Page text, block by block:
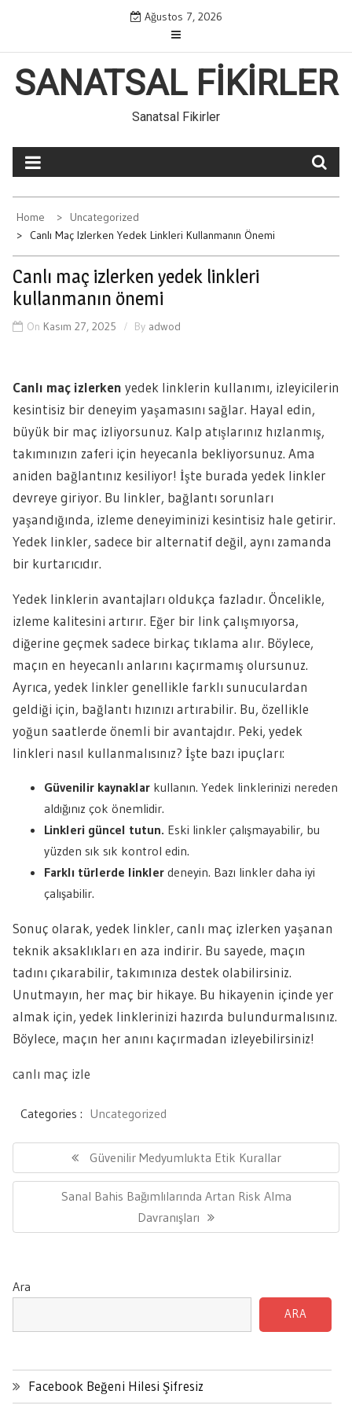
content
Ağustos 7, 2026
SANATSAL FIKIRLER
Sanatsal Fikirler
Home
Uncategorized
Canlı Maç Izlerken Yedek Linkleri Kullanmanın Önemi
Canlı maç izlerken yedek linkleri
kullanmanın önemi
On Kasım 27, 2025 By adwod
Canlı maç izlerken yedek linklerin kullanımı, izleyicilerin
kesintisiz bir deneyim yaşamasını sağlar. Hayal edin,
büyük bir maç izliyorsunuz. Kalp atışlarınız hızlanmış,
takımınızın zaferi için heyecanla bekliyorsunuz. Ama
aniden bağlantınız kesiliyor! İşte burada yedek linkler
devreye giriyor. Bu linkler, bağlantı sorunları
yaşandığında, izleme deneyiminizi kesintisiz hale getirir.
Yedek linkler, sadece bir alternatif değil, aynı zamanda
bir kurtarıcıdır.
Yedek linklerin avantajları oldukça fazladır. Öncelikle,
izleme kalitesini artırır. Eğer bir link çalışmıyorsa,
diğerine geçmek sadece birkaç tıklama alır. Böylece,
maçın en heyecanlı anlarını kaçırmamış olursunuz.
Ayrıca, yedek linkler genellikle farklı sunuculardan
geldiği için, bağlantı hızınızı artırabilir. Bu, özellikle
yoğun saatlerde önemli bir avantajdır. Peki, yedek
linkleri nasıl kullanmalısınız? İşte bazı ipuçları:
Güvenilir kaynaklar kullanın. Yedek linklerinizi nereden
aldığınız çok önemlidir.
Linkleri güncel tutun. Eski linkler çalışmayabilir, bu
yüzden sık sık kontrol edin.
Farklı türlerde linkler deneyin. Bazı linkler daha iyi
çalışabilir.
Sonuç olarak, yedek linkler, canlı maç izlerken yaşanan
teknik aksaklıkları en aza indirir. Bu sayede, maçın
tadını çıkarabilir, takımınıza destek olabilirsiniz.
Unutmayın, her maç bir hikaye. Bu hikayenin içinde yer
almak için, yedek linklerinizi hazırda bulundurmalısınız.
Böylece, maçın her anını kaçırmadan izleyebilirsiniz!
canlı maç izle
Categories : Uncategorized
Previous
Post:
Güvenilir Medyumlukta Etik Kurallar
Next
Sanal Bahis Bağımlılarında Artan Risk Alma
Davranışları
Ara
ARA
Facebook Beğeni Hilesi Şifresiz